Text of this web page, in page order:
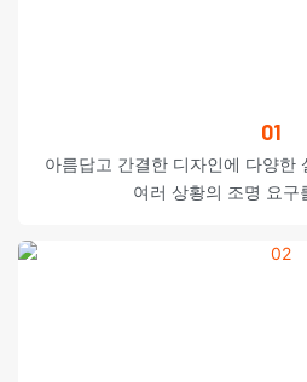
01
아름답고 간결한 디자인에 다양한
여러 상황의 조명 요구